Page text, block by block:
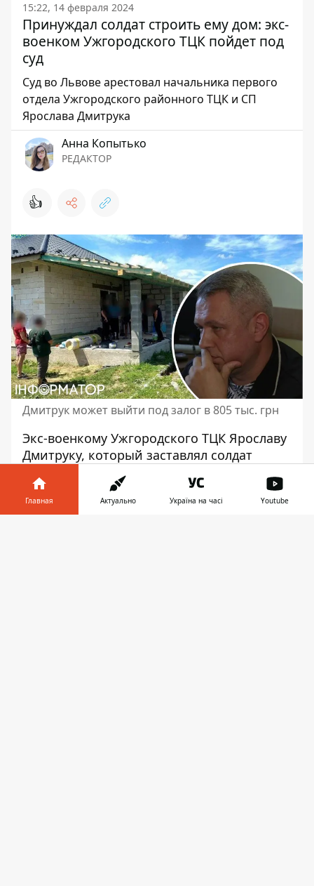
15:22, 14 февраля 2024
Принуждал солдат строить ему дом: экс-
военком Ужгородского ТЦК пойдет под
суд
Суд во Львове арестовал начальника первого
отдела Ужгородского районного ТЦК и СП
Ярослава Дмитрука
Анна Копытько
РЕДАКТОР
👍
Дмитрук может выйти под залог в 805 тыс. грн
Экс-военкому Ужгородского ТЦК Ярославу
Дмитруку, который заставлял солдат
строить ему частное имение
лет тюрьмы. ДБР завершило
расследование. Обвинительный акт
Главная Актуально Україна на часі Youtube